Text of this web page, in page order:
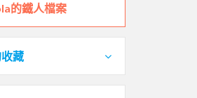
的鐵人檔案
藏